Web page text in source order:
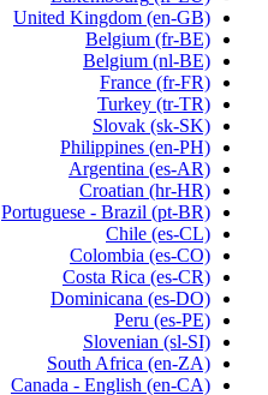
United Kingdom (en-GB)
Belgium (fr-BE)
Belgium (nl-BE)
France (fr-FR)
Turkey (tr-TR)
Slovak (sk-SK)
Philippines (en-PH)
Argentina (es-AR)
Croatian (hr-HR)
Portuguese - Brazil (pt-BR)
Chile (es-CL)
Colombia (es-CO)
Costa Rica (es-CR)
Dominicana (es-DO)
Peru (es-PE)
Slovenian (sl-SI)
South Africa (en-ZA)
Canada - English (en-CA)